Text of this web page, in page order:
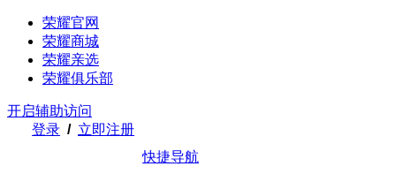
荣耀官网
荣耀商城
荣耀亲选
荣耀俱乐部
开启辅助访问
登录 / 立即注册
快捷导航